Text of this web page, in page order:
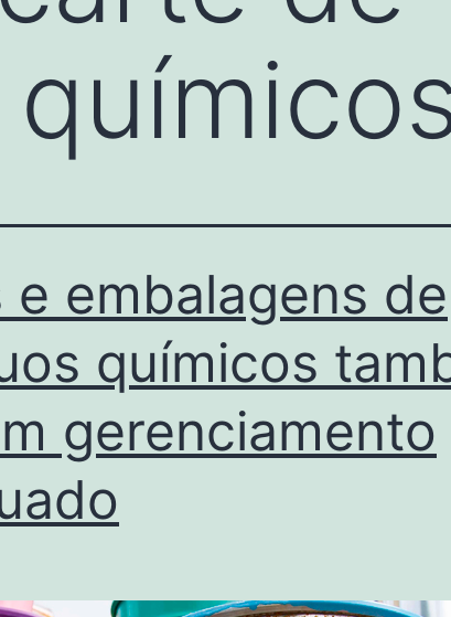
e embalagens de
químicos
gerenciamento